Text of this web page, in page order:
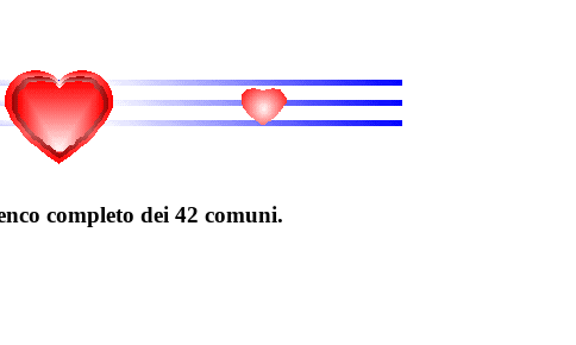
completo dei 42 comuni.